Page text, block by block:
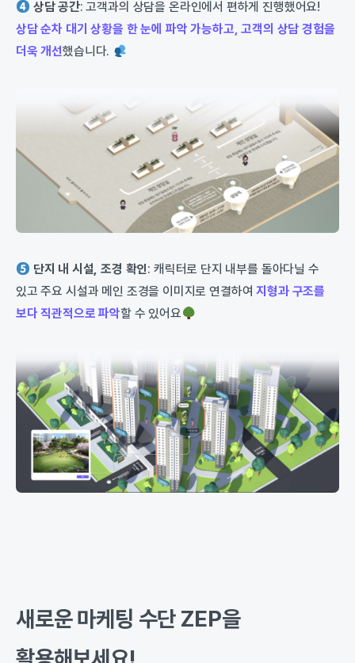
상담 공간: 고객과의 상담을 온라인에서 편하게 진행했어요!
상담 순차 대기 상황을 한 눈에 파악 가능하고, 고객의 상담 경험을
더욱 개선했습니다.
단지 내 시설, 조경 확인: 캐릭터로 단지 내부를 돌아다닐 수
있고 주요 시설과 메인 조경을 이미지로 연결하여지형과 구조를
보다 직관적으로 파악할 수 있어요
새로운 마케팅 수단 ZEP을